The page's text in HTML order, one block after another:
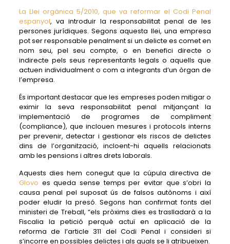
La Llei orgànica 5/2010, que va reformar el Codi Penal
espanyol, va introduir la responsabilitat penal de les
persones jurídiques. Segons aquesta llei, una empresa
pot ser responsable penalment si un delicte es comet en
nom seu, pel seu compte, o en benefici directe o
indirecte pels seus representants legals o aquells que
actuen individualment o com a integrants d’un òrgan de
l’empresa.
És important destacar que les empreses poden mitigar o
eximir la seva responsabilitat penal mitjançant la
implementació de programes de compliment
(compliance), que inclouen mesures i protocols interns
per prevenir, detectar i gestionar els riscos de delictes
dins de l’organització, incloent-hi aquells relacionats
amb les pensions i altres drets laborals.
Aquests dies hem conegut que la cúpula directiva de
Glovo es queda sense temps per evitar que s’obri la
causa penal pel suposat ús de falsos autònoms i així
poder eludir la presó. Segons han confirmat fonts del
ministeri de Treball, “els pròxims dies es traslladarà a la
Fiscalia la petició perquè actuï en aplicació de la
reforma de l’article 311 del Codi Penal i consideri si
s’incorre en possibles delictes i als quals se li atribueixen.